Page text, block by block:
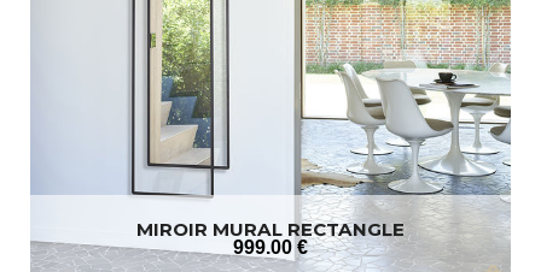
MIROIR MURAL RECTANGLE
999.00 €